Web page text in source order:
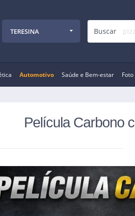
TERESINA Buscar
Automotivo Saúde e Bem-estar
Película Carbono